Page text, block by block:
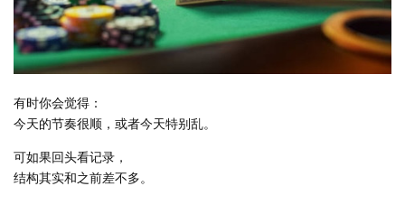
有时你会觉得：
今天的节奏很顺，或者今天特别乱。
可如果回头看记录，
结构其实和之前差不多。